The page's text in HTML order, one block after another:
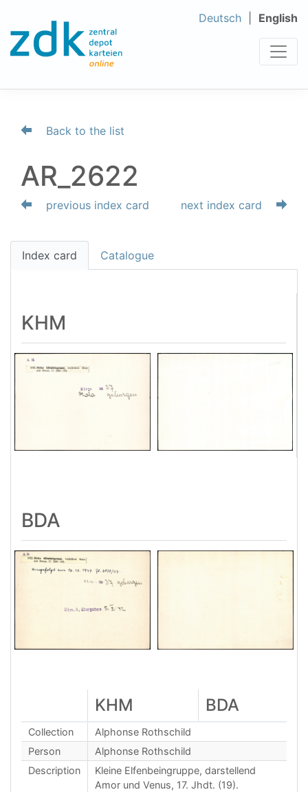
Deutsch English
Back to the list
AR_2622
previous index card next index card
Index card Catalogue
KHM
BDA
KHM BDA
Collection
Alphonse Rothschild
Person
Alphonse Rothschild
Description
Kleine Elfenbeingruppe, darstellend
Amor und Venus, 17. Jhdt. (19).